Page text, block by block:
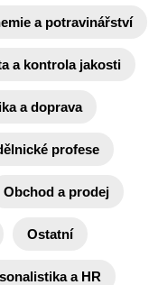
a potravinářství
a kontrola jakosti
a doprava
profese
Obchod a prodej
Ostatní
a HR